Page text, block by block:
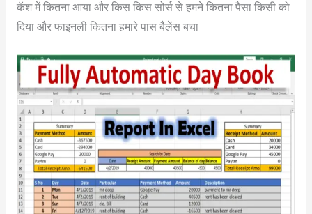
कॅश में कितना आया और किस किस सोर्स से हमने कितना पैसा किसी को
दिया और फाइनली कितना हमारे पास बैलेंस बचा